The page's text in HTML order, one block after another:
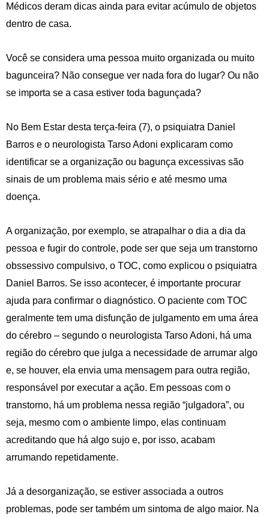
Médicos deram dicas ainda para evitar acúmulo de objetos
dentro de casa.
Você se considera uma pessoa muito organizada ou muito
bagunceira? Não consegue ver nada fora do lugar? Ou não
se importa se a casa estiver toda bagunçada?
No Bem Estar desta terça-feira (7), o psiquiatra Daniel
Barros e o neurologista Tarso Adoni explicaram como
identificar se a organização ou bagunça excessivas são
sinais de um problema mais sério e até mesmo uma
doença.
A organização, por exemplo, se atrapalhar o dia a dia da
pessoa e fugir do controle, pode ser que seja um transtorno
obssessivo compulsivo, o TOC, como explicou o psiquiatra
Daniel Barros. Se isso acontecer, é importante procurar
ajuda para confirmar o diagnóstico. O paciente com TOC
geralmente tem uma disfunção de julgamento em uma área
do cérebro – segundo o neurologista Tarso Adoni, há uma
região do cérebro que julga a necessidade de arrumar algo
e, se houver, ela envia uma mensagem para outra região,
responsável por executar a ação. Em pessoas com o
transtorno, há um problema nessa região “julgadora”, ou
seja, mesmo com o ambiente limpo, elas continuam
acreditando que há algo sujo e, por isso, acabam
arrumando repetidamente.
Já a desorganização, se estiver associada a outros
problemas, pode ser também um sintoma de algo maior. Na